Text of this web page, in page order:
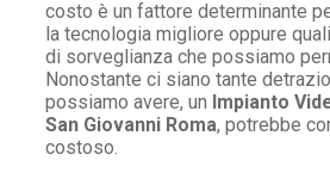
costo è un fattore determinante
la tecnologia migliore oppure
di sorveglianza che possiamo
Nonostante ci siano tante
possiamo avere, un Impianto
San Giovanni Roma, potrebbe
costoso.